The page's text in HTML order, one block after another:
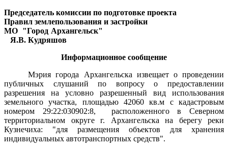
Председатель комиссии по подготовке проекта
Правил землепользования и застройки
МО "Город Архангельск"
Я.В. Кудряшов
Информационное сообщение
Мэрия города Архангельска извещает о проведении
публичных слушаний по вопросу о предоставлении
разрешения на условно разрешенный вид использования
земельного участка, площадью 42060 кв.м с кадастровым
номером 29:22:030902:8,
расположенного в Северном
территориальном округе г. Архангельска на берегу реки
Кузнечиха: "для размещения объектов для хранения
индивидуальных автотранспортных средств".